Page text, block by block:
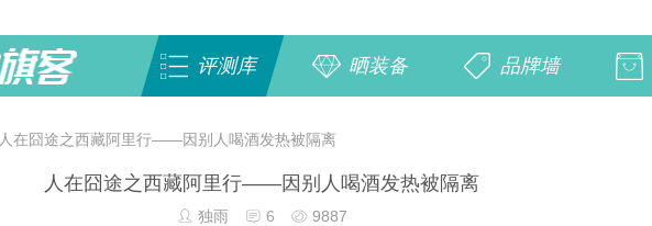
评测库 晒装备 品牌墙
人在囧途之西藏阿里行——因别人喝酒发热被隔离
人在囧途之西藏阿里行——因别人喝酒发热被隔离
独雨 6 9887